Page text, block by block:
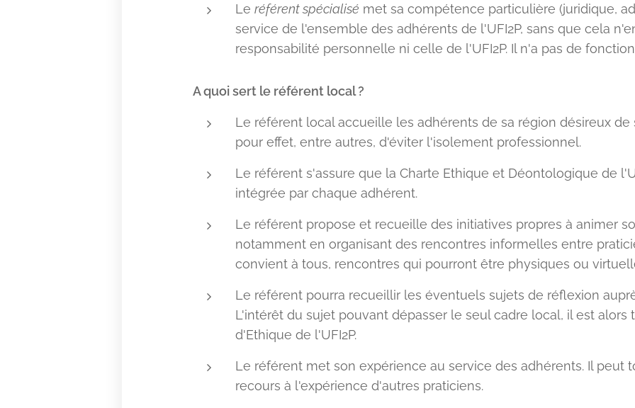
Le référent spécialisé met sa compétence particulière (juridique,
service de l'ensemble des adhérents de l'UFI2P, sans que cela
responsabilité personnelle ni celle de l'UFI2P. Il n'a pas de
A quoi sert le référent local ?
Le référent local accueille les adhérents de sa région désireux de
pour effet, entre autres, d'éviter l'isolement professionnel.
Le référent s'assure que la Charte Ethique et Déontologique de
intégrée par chaque adhérent.
Le référent propose et recueille des initiatives propres à animer
notamment en organisant des rencontres informelles entre
convient à tous, rencontres qui pourront être physiques ou
Le référent pourra recueillir les éventuels sujets de réflexion
L'intérêt du sujet pouvant dépasser le seul cadre local, il est alors
d'Ethique de l'UFI2P.
Le référent met son expérience au service des adhérents. Il peut
recours à l'expérience d'autres praticiens.